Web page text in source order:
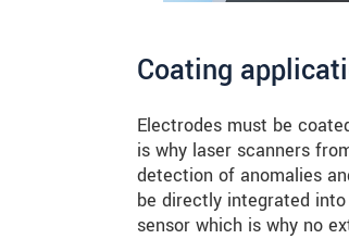
Coating
Electrodes must be
is why laser scanners
detection of anomalies
be directly integrated
sensor which is why no